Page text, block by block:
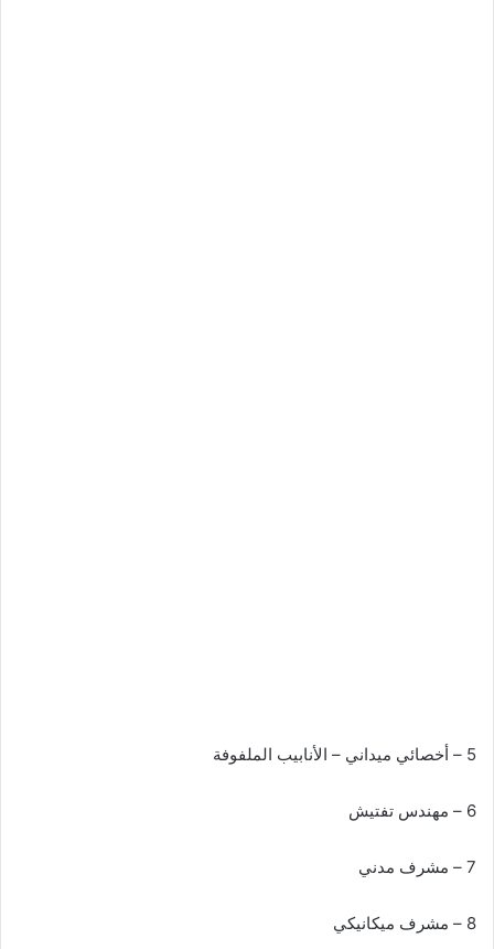
5 – أخصائي ميداني – الأنابيب الملفوفة
6 – مهندس تفتيش
7 – مشرف مدني
8 – مشرف ميكانيكي